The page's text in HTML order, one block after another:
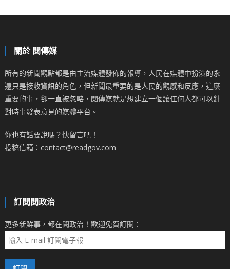
關於 閱傳媒
所有的新聞觀點都是由主流媒體發佈的報導，人民在媒體中扮演的永
遠只是接收資訊的角色，但新聞最重要的是人民的觀感和反應，這麼
重要的事，卻一直被忽略，閱傳媒就是想建立一個讓任何人都可以針
對時事發表意見的媒體平台。
你也有話要說嗎？快留言吧！
投稿信箱：contact@readgov.com
訂閱閱政治
更多新鮮事，都在閱政治！歡迎免費訂閱：